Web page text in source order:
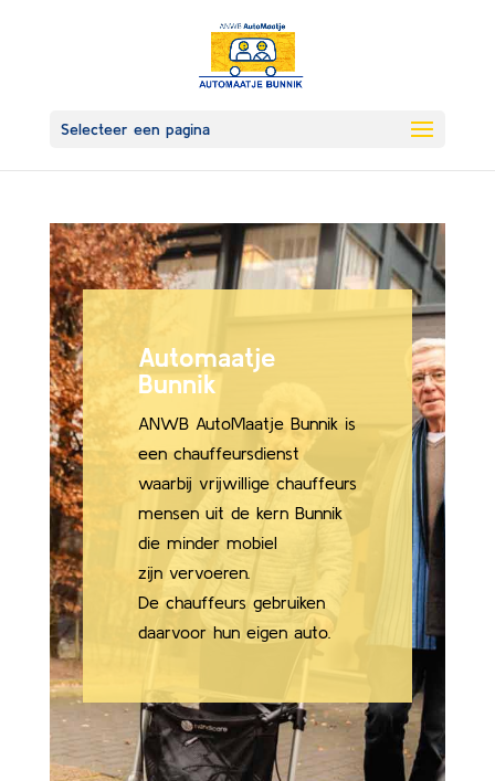
Selecteer een pagina
Automaatje
Bunnik
ANWB AutoMaatje Bunnik is
een chauffeursdienst
waarbij vrijwillige chauffeurs
mensen uit de kern Bunnik
die minder mobiel
zijn vervoeren.
De chauffeurs gebruiken
daarvoor hun eigen auto.